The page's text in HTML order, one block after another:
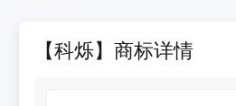
【科烁】商标详情